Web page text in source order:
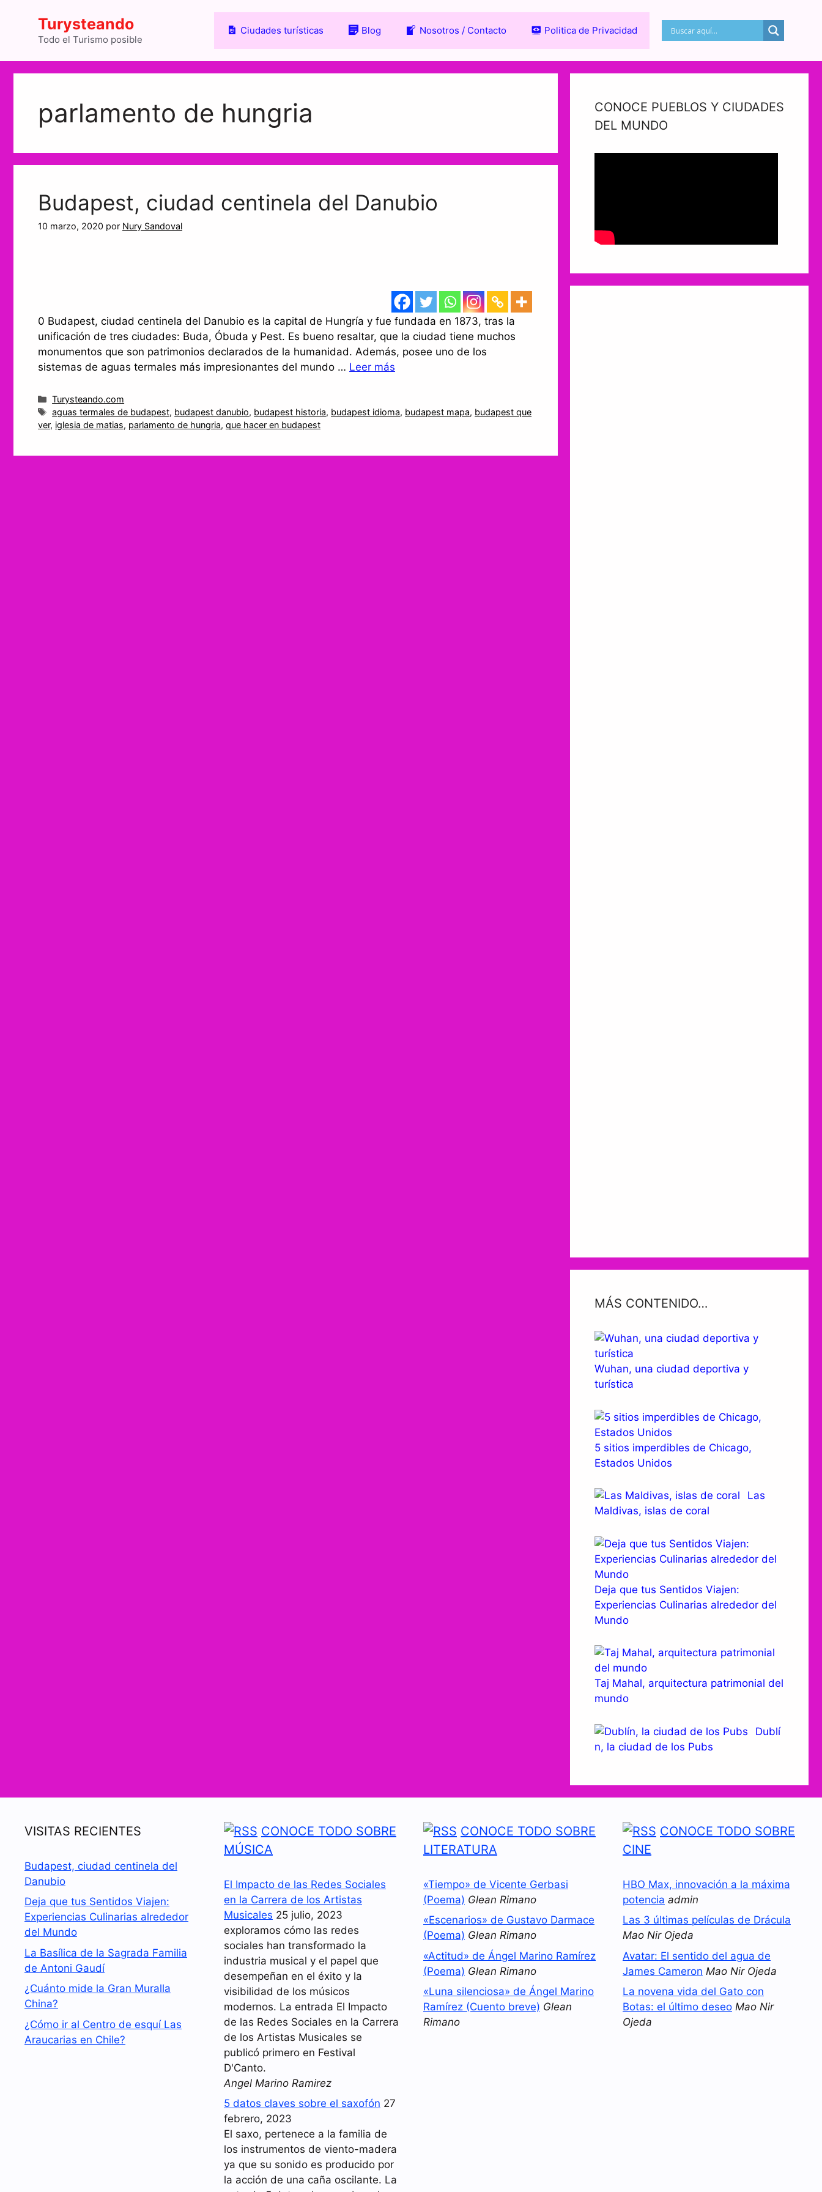
contenido
Turysteando
Todo el Turismo posible
Ciudades turísticas Blog Nosotros / Contacto Politica de Privacidad
parlamento de hungria
Budapest, ciudad centinela del Danubio
10 marzo, 2020 por Nury Sandoval
0 Budapest, ciudad centinela del Danubio es la capital de Hungría y fue fundada en 1873, tras la
unificación de tres ciudades: Buda, Óbuda y Pest. Es bueno resaltar, que la ciudad tiene muchos
monumentos que son patrimonios declarados de la humanidad. Además, posee uno de los
sistemas de aguas termales más impresionantes del mundo … Leer más
Categorías
Turysteando.com
Etiquetas
aguas termales de budapest, budapest danubio, budapest historia, budapest idioma, budapest mapa, budapest que
ver, iglesia de matias, parlamento de hungria, que hacer en budapest
CONOCE PUEBLOS Y CIUDADES
DEL MUNDO
MÁS CONTENIDO…
Wuhan, una ciudad deportiva y
turística
5 sitios imperdibles de Chicago,
Estados Unidos
Las
Maldivas, islas de coral
Deja que tus Sentidos Viajen:
Experiencias Culinarias alrededor del
Mundo
Taj Mahal, arquitectura patrimonial del
mundo
Dublí
n, la ciudad de los Pubs
VISITAS RECIENTES
Budapest, ciudad centinela del
Danubio
Deja que tus Sentidos Viajen:
Experiencias Culinarias alrededor
del Mundo
La Basílica de la Sagrada Familia
de Antoni Gaudí
¿Cuánto mide la Gran Muralla
China?
¿Cómo ir al Centro de esquí Las
Araucarias en Chile?
CONOCE TODO SOBRE
MÚSICA
El Impacto de las Redes Sociales
en la Carrera de los Artistas
Musicales 25 julio, 2023
exploramos cómo las redes
sociales han transformado la
industria musical y el papel que
desempeñan en el éxito y la
visibilidad de los músicos
modernos. La entrada El Impacto
de las Redes Sociales en la Carrera
de los Artistas Musicales se
publicó primero en Festival
D'Canto.
Angel Marino Ramirez
5 datos claves sobre el saxofón 27
febrero, 2023
El saxo, pertenece a la familia de
los instrumentos de viento-madera
ya que su sonido es producido por
la acción de una caña oscilante. La
CONOCE TODO SOBRE
LITERATURA
«Tiempo» de Vicente Gerbasi
(Poema) Glean Rimano
«Escenarios» de Gustavo Darmace
(Poema) Glean Rimano
«Actitud» de Ángel Marino Ramírez
(Poema) Glean Rimano
«Luna silenciosa» de Ángel Marino
Ramírez (Cuento breve) Glean
Rimano
CONOCE TODO SOBRE
CINE
HBO Max, innovación a la máxima
potencia admin
Las 3 últimas películas de Drácula
Mao Nir Ojeda
Avatar: El sentido del agua de
James Cameron Mao Nir Ojeda
La novena vida del Gato con
Botas: el último deseo Mao Nir
Ojeda